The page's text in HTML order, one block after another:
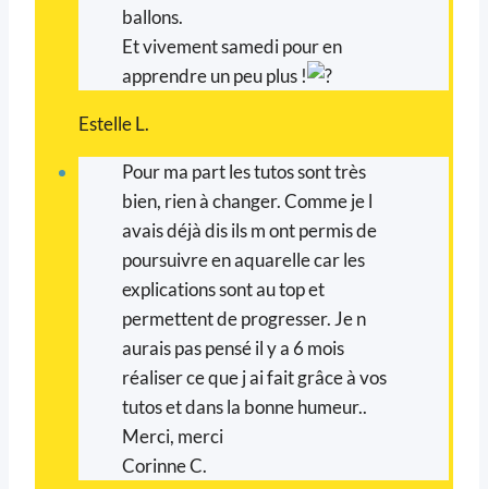
ballons.
Et vivement samedi pour en
apprendre un peu plus !
Estelle L.
Pour ma part les tutos sont très
bien, rien à changer. Comme je l
avais déjà dis ils m ont permis de
poursuivre en aquarelle car les
explications sont au top et
permettent de progresser. Je n
aurais pas pensé il y a 6 mois
réaliser ce que j ai fait grâce à vos
tutos et dans la bonne humeur..
Merci, merci
Corinne C.